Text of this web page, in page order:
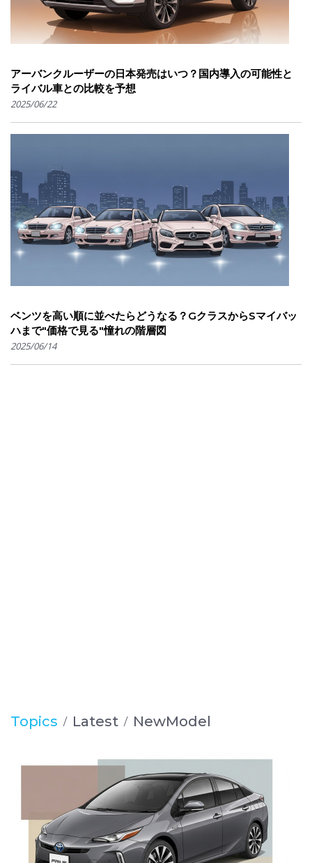
アーバンクルーザーの日本発売はいつ？国内導入の可能性と
ライバル車との比較を予想
2025/06/22
ベンツを高い順に並べたらどうなる？GクラスからSマイバッ
ハまで"価格で見る"憧れの階層図
2025/06/14
Topics Latest NewModel